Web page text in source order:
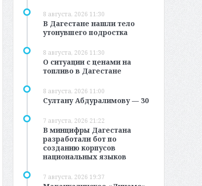
8 августа, 2026 11:30
В Дагестане нашли тело
утонувшего подростка
8 августа, 2026 11:30
О ситуации с ценами на
топливо в Дагестане
8 августа, 2026 11:00
Султану Абдуралимову — 30
7 августа, 2026 21:22
В минцифры Дагестана
разработали бот по
созданию корпусов
национальных языков
7 августа, 2026 19:37